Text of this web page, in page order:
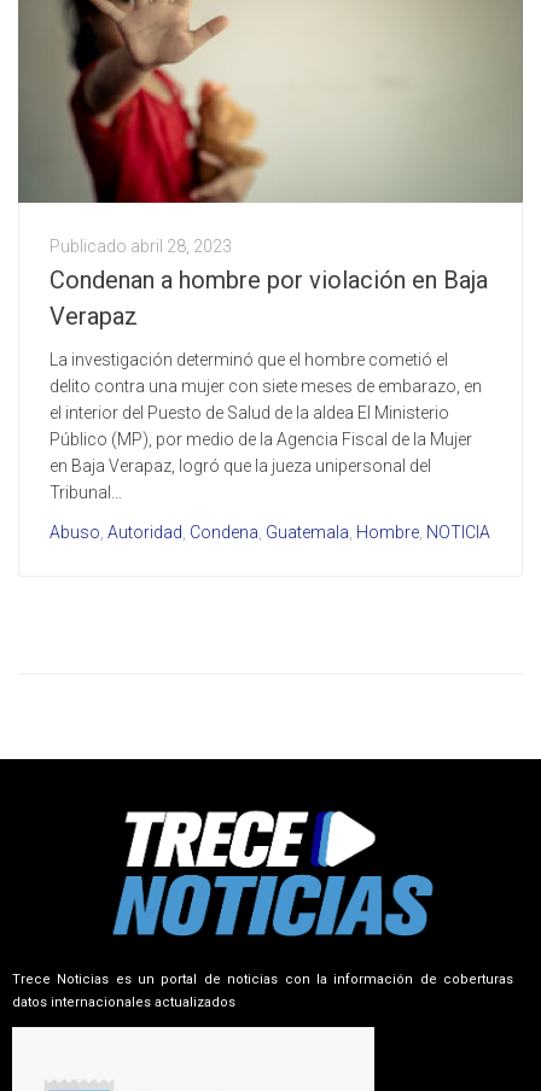
Publicado abril 28, 2023
Condenan a hombre por violación en Baja
Verapaz
La investigación determinó que el hombre cometió el
delito contra una mujer con siete meses de embarazo, en
el interior del Puesto de Salud de la aldea El Ministerio
Público (MP), por medio de la Agencia Fiscal de la Mujer
en Baja Verapaz, logró que la jueza unipersonal del
Tribunal...
Abuso, Autoridad, Condena, Guatemala, Hombre, NOTICIA
Trece Noticias es un portal de noticias con la información de coberturas
datos internacionales actualizados